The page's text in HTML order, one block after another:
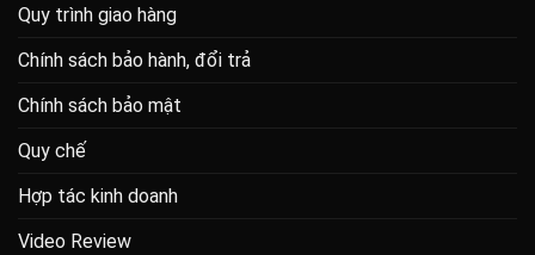
Quy trình giao hàng
Chính sách bảo hành, đổi trả
Chính sách bảo mật
Quy chế
Hợp tác kinh doanh
Video Review